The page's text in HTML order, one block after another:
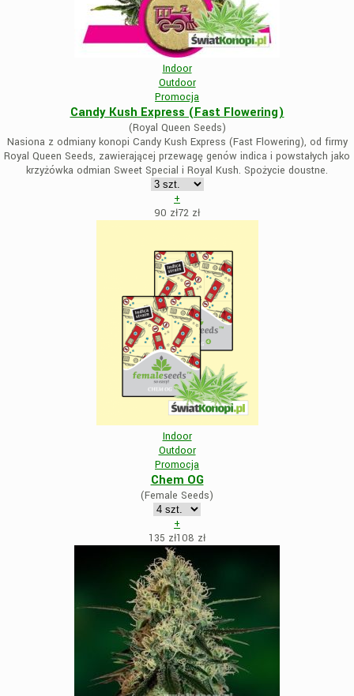
Indoor
Outdoor
Promocja
Candy Kush Express (Fast Flowering)
(Royal Queen Seeds)
Nasiona z odmiany konopi Candy Kush Express (Fast Flowering), od firmy
Royal Queen Seeds, zawierającej przewagę genów indica i powstałych jako
krzyżówka odmian Sweet Special i Royal Kush. Spożycie doustne.
+
90 zł72 zł
Indoor
Outdoor
Promocja
Chem OG
(Female Seeds)
+
135 zł108 zł